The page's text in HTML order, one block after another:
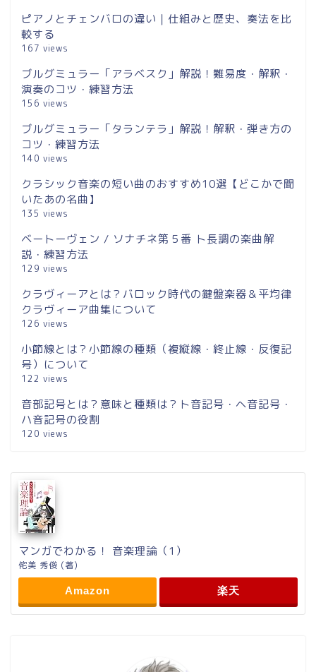
ピアノとチェンバロの違い｜仕組みと歴史、奏法を比
較する
167 views
ブルグミュラー「アラベスク」解説！難易度・解釈・
演奏のコツ・練習方法
156 views
ブルグミュラー「タランテラ」解説！解釈・弾き方の
コツ・練習方法
140 views
クラシック音楽の短い曲のおすすめ10選【どこかで聞
いたあの名曲】
135 views
ベートーヴェン / ソナチネ第５番 ト長調の楽曲解
説・練習方法
129 views
クラヴィーアとは？バロック時代の鍵盤楽器＆平均律
クラヴィーア曲集について
126 views
小節線とは？小節線の種類（複縦線・終止線・反復記
号）について
122 views
音部記号とは？意味と種類は？ト音記号・ヘ音記号・
ハ音記号の役割
120 views
マンガでわかる！ 音楽理論（1）
侘美 秀俊 (著)
Amazon 楽天